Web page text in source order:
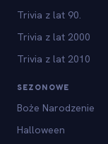
Trivia z lat 90.
Trivia z lat 2000
Trivia z lat 2010
SEZONOWE
Boże Narodzenie
Halloween